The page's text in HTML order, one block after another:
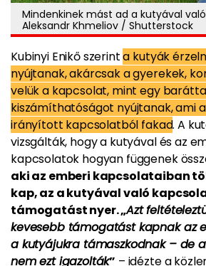
Mindenkinek mást ad a kutyával
Aleksandr Khmeliov / Shutterstock
Kubinyi Enikő szerinta kutyák
nyújtanak, akárcsak a gyerekek,
velük a kapcsolat, mint egy
kiszámíthatóságot nyújtanak, ami
irányított kapcsolatból fakad. A
vizsgálták, hogy a kutyával és az
kapcsolatok hogyan függenek
aki az emberi kapcsolataiban
kap, az a kutyával való
támogatást nyer. „Azt
kevesebb támogatást kapnak az
a kutyájukra támaszkodnak – de
nem ezt igazolták” – idézte a